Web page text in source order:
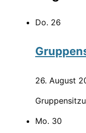
Do. 26
26. August
Mo. 30